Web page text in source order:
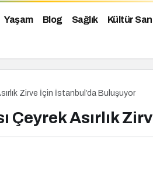
Yaşam Blog Sağlık Kültür
Zirve İçin İstanbul’da Buluşuyor
Çeyrek Asırlık